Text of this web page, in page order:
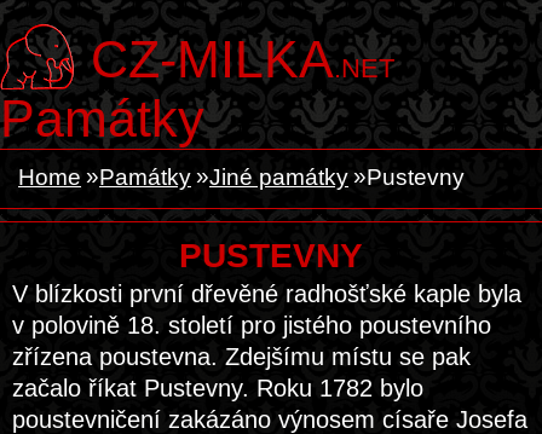
CZ-MILKA.NET
Památky
Home Památky Jiné památky Pustevny
PUSTEVNY
V blízkosti první dřevěné radhošťské kaple byla
v polovině 18. století pro jistého poustevního
zřízena poustevna. Zdejšímu místu se pak
začalo říkat Pustevny. Roku 1782 bylo
poustevničení zakázáno výnosem císaře Josefa